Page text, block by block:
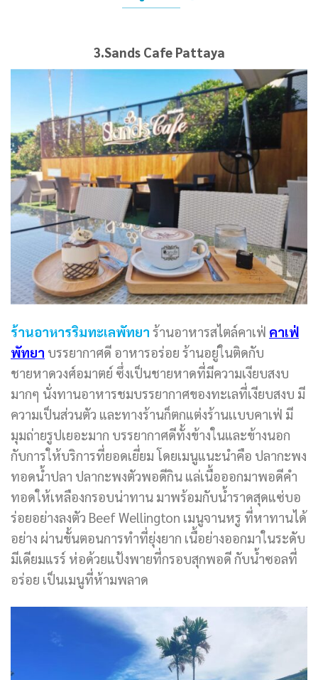
3.Sands Cafe Pattaya
ร้านอาหารริมทะเลพัทยา ร้านอาหารสไตล์คาเฟ่ คาเฟ่
พัทยา บรรยากาศดี อาหารอร่อย ร้านอยู่ในติดกับ
ชายหาดวงศ์อมาตย์ ซึ่งเป็นชายหาดที่มีความเงียบสงบ
มากๆ นั่งทานอาหารชมบรรยากาศของทะเลที่เงียบสงบ มี
ความเป็นส่วนตัว และทางร้านก็ตกแต่งร้านเเบบคาเฟ่ มี
มุมถ่ายรูปเยอะมาก บรรยากาศดีทั้งข้างในและข้างนอก
กับการให้บริการที่ยอดเยี่ยม โดยเมนูแนะนำคือ ปลากะพง
ทอดน้ำปลา ปลากะพงตัวพอดีกิน แล่เนื้อออกมาพอดีคำ
ทอดให้เหลืองกรอบน่าทาน มาพร้อมกับน้ำราดสุดแซ่บอ
ร่อยอย่างลงตัว Beef Wellington เมนูจานหรู ที่หาทานได้
อย่าง ผ่านขั้นตอนการทำที่ยุ่งยาก เนื้อย่างออกมาในระดับ
มีเดียมแรร์ ห่อด้วยแป้งพายที่กรอบสุกพอดี กับน้ำซอลที่
อร่อย เป็นเมนูที่ห้ามพลาด